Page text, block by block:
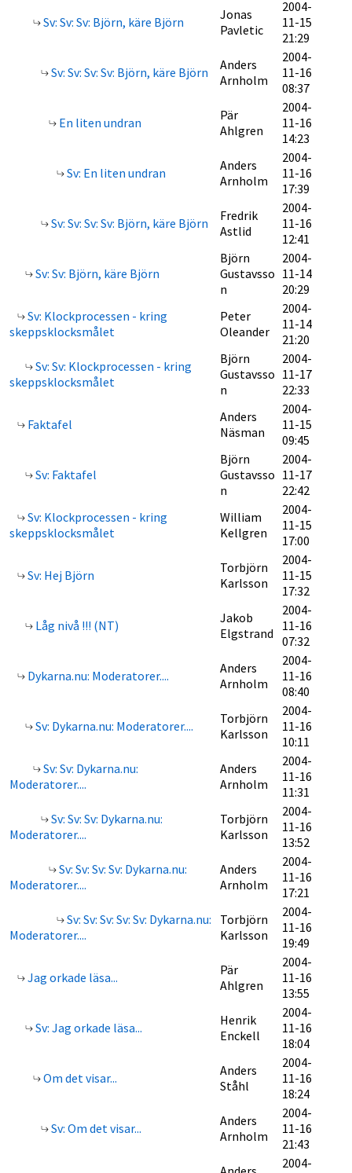
Sv: Sv: Sv: Björn, käre Björn
Jonas
Pavletic
2004-
11-15
21:29
Sv: Sv: Sv: Sv: Björn, käre Björn
Anders
Arnholm
2004-
11-16
08:37
En liten undran
Pär
Ahlgren
2004-
11-16
14:23
Sv: En liten undran
Anders
Arnholm
2004-
11-16
17:39
Sv: Sv: Sv: Sv: Björn, käre Björn
Fredrik
Astlid
2004-
11-16
12:41
Sv: Sv: Björn, käre Björn
Björn
Gustavsso
n
2004-
11-14
20:29
Sv: Klockprocessen - kring
skeppsklocksmålet
Peter
Oleander
2004-
11-14
21:20
Sv: Sv: Klockprocessen - kring
skeppsklocksmålet
Björn
Gustavsso
n
2004-
11-17
22:33
Faktafel
Anders
Näsman
2004-
11-15
09:45
Sv: Faktafel
Björn
Gustavsso
n
2004-
11-17
22:42
Sv: Klockprocessen - kring
skeppsklocksmålet
William
Kellgren
2004-
11-15
17:00
Sv: Hej Björn
Torbjörn
Karlsson
2004-
11-15
17:32
Låg nivå !!! (NT)
Jakob
Elgstrand
2004-
11-16
07:32
Dykarna.nu: Moderatorer....
Anders
Arnholm
2004-
11-16
08:40
Sv: Dykarna.nu: Moderatorer....
Torbjörn
Karlsson
2004-
11-16
10:11
Sv: Sv: Dykarna.nu:
Moderatorer....
Anders
Arnholm
2004-
11-16
11:31
Sv: Sv: Sv: Dykarna.nu:
Moderatorer....
Torbjörn
Karlsson
2004-
11-16
13:52
Sv: Sv: Sv: Sv: Dykarna.nu:
Moderatorer....
Anders
Arnholm
2004-
11-16
17:21
Sv: Sv: Sv: Sv: Sv: Dykarna.nu:
Moderatorer....
Torbjörn
Karlsson
2004-
11-16
19:49
Jag orkade läsa...
Pär
Ahlgren
2004-
11-16
13:55
Sv: Jag orkade läsa...
Henrik
Enckell
2004-
11-16
18:04
Om det visar...
Anders
Ståhl
2004-
11-16
18:24
Sv: Om det visar...
Anders
Arnholm
2004-
11-16
21:43
2004-